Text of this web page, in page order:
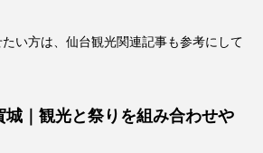
い方は、 仙台観光関連記事も参考にして
城｜観光と祭りを組み合わせや